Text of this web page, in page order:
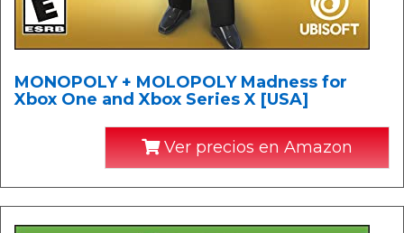
MONOPOLY + MOLOPOLY Madness for
Xbox One and Xbox Series X [USA]
Ver precios en Amazon